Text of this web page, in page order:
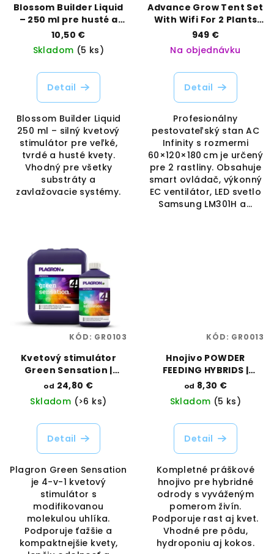
Blossom Builder Liquid
– 250 ml pre husté a
ťažké kvety | Atami
B’cuzz | Vaporama
10,50 €
Skladom (5 ks)
Detail
Blossom Builder Liquid
250 ml – silný kvetový
stimulátor pre veľké,
tvrdé a husté kvety.
Vhodný pre všetky
substráty a
zavlažovacie systémy.
Advance Grow Tent Set
With Wifi For 2 Plants
60x120x180cm | AC
INFINITY | VAPORAMA
949 €
Na objednávku
Detail
Profesionálny
pestovateľský stan AC
Infinity s rozmermi
60×120×180 cm je určený
pre 2 rastliny. Obsahuje
smart ovládač, výkonný
EC ventilátor, LED svetlo
Samsung LM301H a...
Kvetový stimulátor
Green Sensation |
Plagron | Vaporama
od 24,80 €
Skladom (>6 ks)
Detail
Plagron Green Sensation
je 4-v-1 kvetový
stimulátor s
modifikovanou
molekulou uhlíka.
Podporuje ťažšie a
kompaktnejšie kvety,
KÓD: GR0103
Hnojivo POWDER
FEEDING HYBRIDS |
Green House Feeding |
Vaporama
od 8,30 €
Skladom (5 ks)
Detail
Kompletné práškové
hnojivo pre hybridné
odrody s vyváženým
pomerom živín.
Podporuje rast aj kvet.
Vhodné pre pôdu,
hydroponiu aj kokos.
KÓD: GR0013